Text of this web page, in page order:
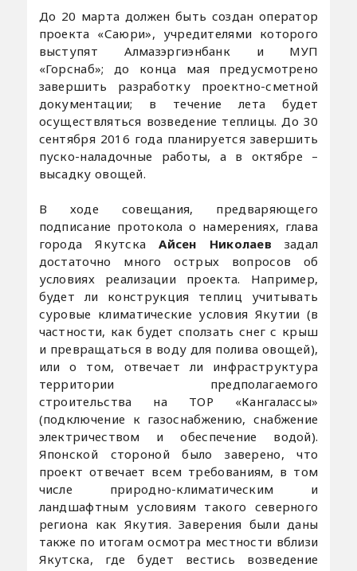
До 20 марта должен быть создан оператор
проекта «Саюри», учредителями которого
выступят Алмазэргиэнбанк и МУП
«Горснаб»; до конца мая предусмотрено
завершить разработку проектно-сметной
документации; в течение лета будет
осуществляться возведение теплицы. До 30
сентября 2016 года планируется завершить
пуско-наладочные работы, а в октябре –
высадку овощей.
В ходе совещания, предваряющего
подписание протокола о намерениях, глава
города ЯкутскаАйсен Николаев задал
достаточно много острых вопросов об
условиях реализации проекта. Например,
будет ли конструкция теплиц учитывать
суровые климатические условия Якутии (в
частности, как будет сползать снег с крыш
и превращаться в воду для полива овощей),
или о том, отвечает ли инфраструктура
территории предполагаемого
строительства на ТОР «Кангалассы»
(подключение к газоснабжению, снабжение
электричеством и обеспечение водой).
Японской стороной было заверено, что
проект отвечает всем требованиям, в том
числе природно-климатическим и
ландшафтным условиям такого северного
региона как Якутия. Заверения были даны
также по итогам осмотра местности вблизи
Якутска, где будет вестись возведение